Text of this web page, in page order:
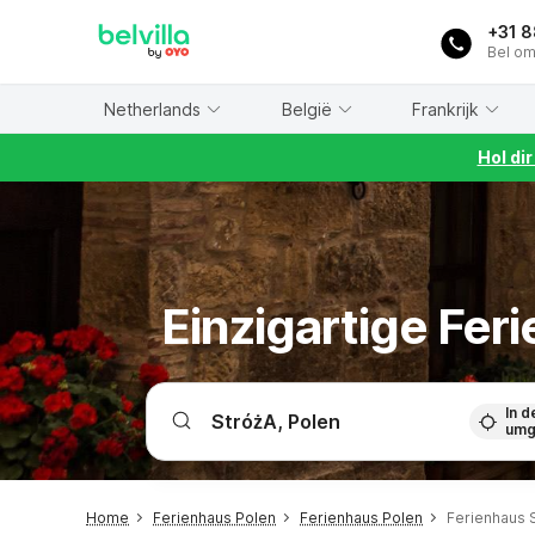
+31
Bel
Netherlands België Frankrijk
Hol
Einzigartige
In
Home Ferienhaus Polen Ferienhaus Polen Ferienhaus